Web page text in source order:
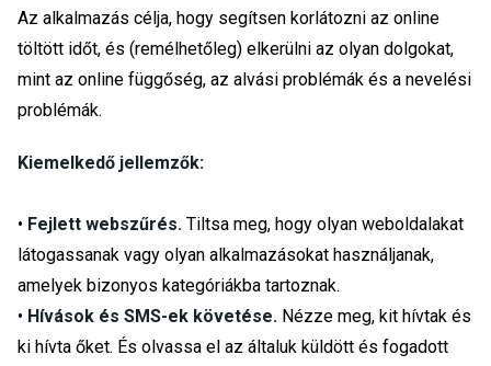
Az alkalmazás célja, hogy segítsen korlátozni az online
töltött időt, és (remélhetőleg) elkerülni az olyan dolgokat,
mint az online függőség, az alvási problémák és a nevelési
problémák.
Kiemelkedő jellemzők:
• Fejlett webszűrés. Tiltsa meg, hogy olyan weboldalakat
látogassanak vagy olyan alkalmazásokat használjanak,
amelyek bizonyos kategóriákba tartoznak.
• Hívások és SMS-ek követése. Nézze meg, kit hívtak és
ki hívta őket. És olvassa el az általuk küldött és fogadott